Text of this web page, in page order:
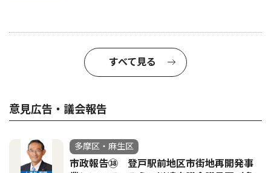
すべて見る
意見広告・議会報告
多摩区・麻生区
市政報告㊳ 登戸駅前地区市街地再開発事